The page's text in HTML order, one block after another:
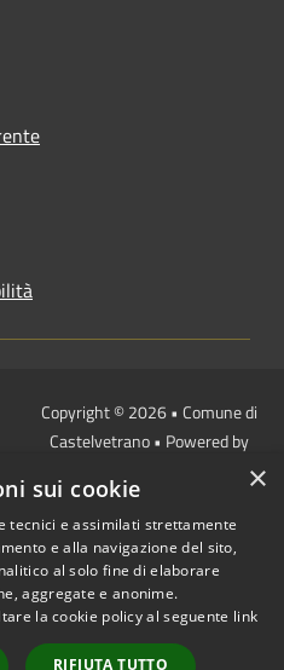
Copyright © 2026 • Comune di
Castelvetrano • Powered by
redazione
×
sui cookie
tecnici e assimilati strettamente
e alla navigazione del sito,
al solo fine di elaborare
aggregate e anonime.
la cookie policy al seguente link
RIFIUTA TUTTO